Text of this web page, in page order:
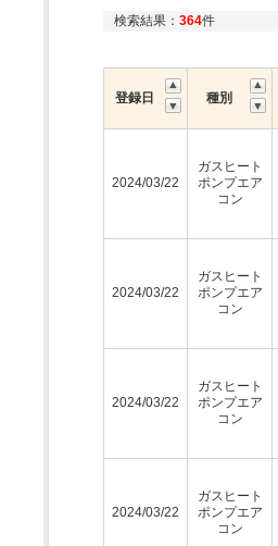
検索結果： 364件
登録日 種別
2024/03/22
ガスヒート
ポンプエア
コン
2024/03/22
ガスヒート
ポンプエア
コン
2024/03/22
ガスヒート
ポンプエア
コン
2024/03/22
ガスヒート
ポンプエア
コン